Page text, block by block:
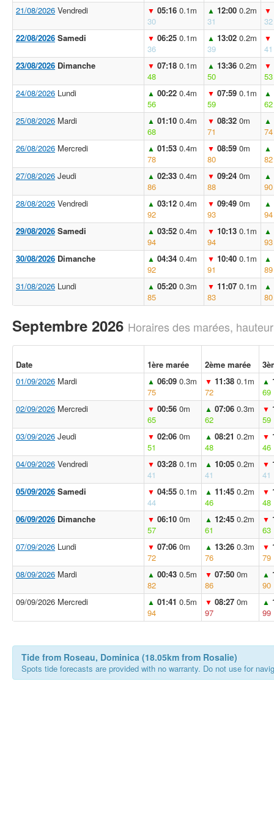
21/08/2026 Vendredi ▼ 05:16 0.1m
30
▲ 12:00 0.2m
31
▼
32
22/08/2026 Samedi ▼ 06:25 0.1m
36
▲ 13:02 0.2m
39
▼
41
23/08/2026 Dimanche ▼ 07:18 0.1m
48
▲ 13:36 0.2m
50
▼
53
24/08/2026 Lundi ▲ 00:22 0.4m
56
▼ 07:59 0.1m
59
▲
62
25/08/2026 Mardi ▲ 01:10 0.4m
68
▼ 08:32 0m
71
▲
74
26/08/2026 Mercredi ▲ 01:53 0.4m
78
▼ 08:59 0m
80
▲
82
27/08/2026 Jeudi ▲ 02:33 0.4m
86
▼ 09:24 0m
88
▲
90
28/08/2026 Vendredi ▲ 03:12 0.4m
92
▼ 09:49 0m
93
▲
94
29/08/2026 Samedi ▲ 03:52 0.4m
94
▼ 10:13 0.1m
94
▲
93
30/08/2026 Dimanche ▲ 04:34 0.4m
92
▼ 10:40 0.1m
91
▲
89
31/08/2026 Lundi ▲ 05:20 0.3m
85
▼ 11:07 0.1m
83
▲
80
Septembre 2026 Horaires des marées,
Date 1ère marée 2ème marée
01/09/2026 Mardi ▲ 06:09 0.3m
75
▼ 11:38 0.1m
72
▲
69
02/09/2026 Mercredi ▼ 00:56 0m
65
▲ 07:06 0.3m
62
▼
59
03/09/2026 Jeudi ▼ 02:06 0m
51
▲ 08:21 0.2m
48
▼
46
04/09/2026 Vendredi ▼ 03:28 0.1m
41
▲ 10:05 0.2m
41
▼
41
05/09/2026 Samedi ▼ 04:55 0.1m
44
▲ 11:45 0.2m
46
▼
48
06/09/2026 Dimanche ▼ 06:10 0m
57
▲ 12:45 0.2m
61
▼
63
07/09/2026 Lundi ▼ 07:06 0m
72
▲ 13:26 0.3m
76
▼
79
08/09/2026 Mardi ▲ 00:43 0.5m
82
▼ 07:50 0m
86
▲
90
09/09/2026 Mercredi
▲ 01:41 0.5m
94
▼ 08:27 0m
97
▲
99
Tide from Roseau, Dominica (18.05km from Rosalie)
Spots tide forecasts are provided with no warranty. Do not use for